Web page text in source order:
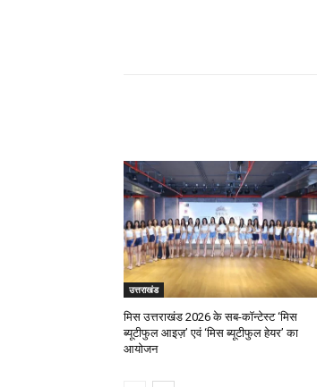
उत्तराखंड
मिस उत्तराखंड 2026 के सब-कॉन्टेस्ट ‘मिस
ब्यूटीफुल आइज़’ एवं ‘मिस ब्यूटीफुल हेयर’ का
आयोजन